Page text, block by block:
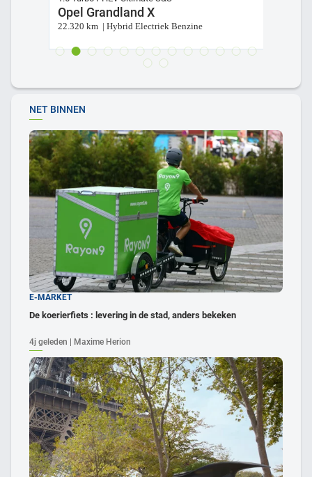
Opel Grandland X
22.320 km | Hybrid Electriek Benzine
NET BINNEN
E-MARKET
De koerierfiets : levering in de stad, anders bekeken
4j geleden | Maxime Herion